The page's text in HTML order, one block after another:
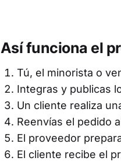
Así funciona el
Tú, el minorista o
Integras y publicas
Un cliente realiza
Reenvías el pedido
El proveedor
El cliente recibe el